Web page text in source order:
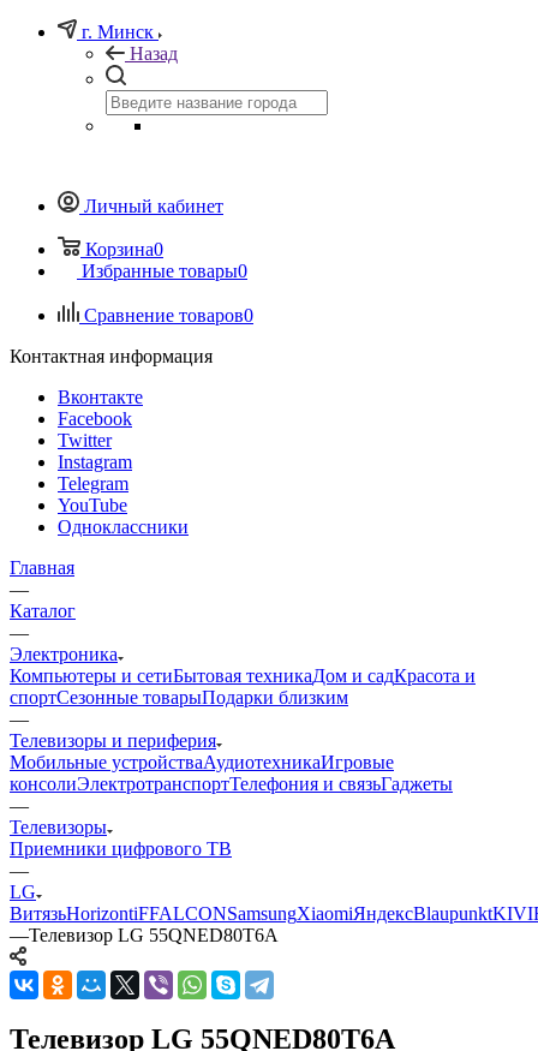
г. Минск
Назад
Личный кабинет
Корзина0
Избранные товары0
Сравнение товаров0
Контактная информация
Вконтакте
Facebook
Twitter
Instagram
Telegram
YouTube
Одноклассники
Главная
—
Каталог
—
Электроника
Компьютеры и сетиБытовая техникаДом и садКрасота и
спортСезонные товарыПодарки близким
—
Телевизоры и периферия
Мобильные устройстваАудиотехникаИгровые
консолиЭлектротранспортТелефония и связьГаджеты
—
Телевизоры
Приемники цифрового ТВ
—
LG
ВитязьHorizontiFFALCONSamsungXiaomiЯндексBlaupunktKIVI
—Телевизор LG 55QNED80T6A
Телевизор LG 55QNED80T6A